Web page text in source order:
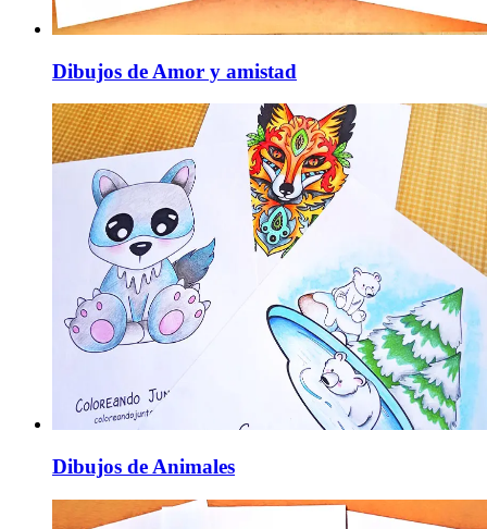
Dibujos de Amor y amistad
Dibujos de Animales